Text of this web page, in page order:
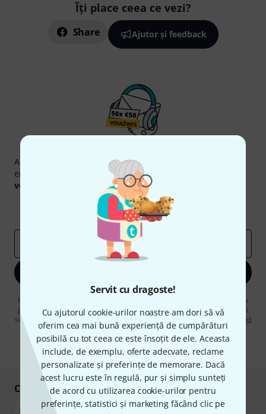
Servit cu dragoste!
Cu ajutorul cookie-urilor noastre am dori să vă
oferim cea mai bună experiență de cumpărături
posibilă cu tot ceea ce este însoțit de ele. Aceasta
include, de exemplu, oferte adecvate, reclame
personalizate și preferințe de memorare. Dacă
acest lucru este în regulă, pur și simplu sunteți
de acord cu utilizarea cookie-urilor pentru
preferințe, statistici și marketing făcând clic pe
Îți place ceea ce vezi?
Share Ajutor și feedback
Abonați-vă la buletinul informativ Thomann în limba
engleză și, cu puțin noroc, puteți câștiga unul dintre
voucherele
în valoare de50 €fiecare!
Contribuții inspiraționale
Perspectivele Thomann
Făcând clic pe „Înscrie-te acum”, sunteți de acord să primiți publicitate
prin e-mail. Vă puteți dezabona în orice moment. Puteți găsi informații
suplimentare despre buletinul informativ în
regulamentul nostru privind
protecția datelor.
* Necesar
Cumpărați și plătiți în siguranță